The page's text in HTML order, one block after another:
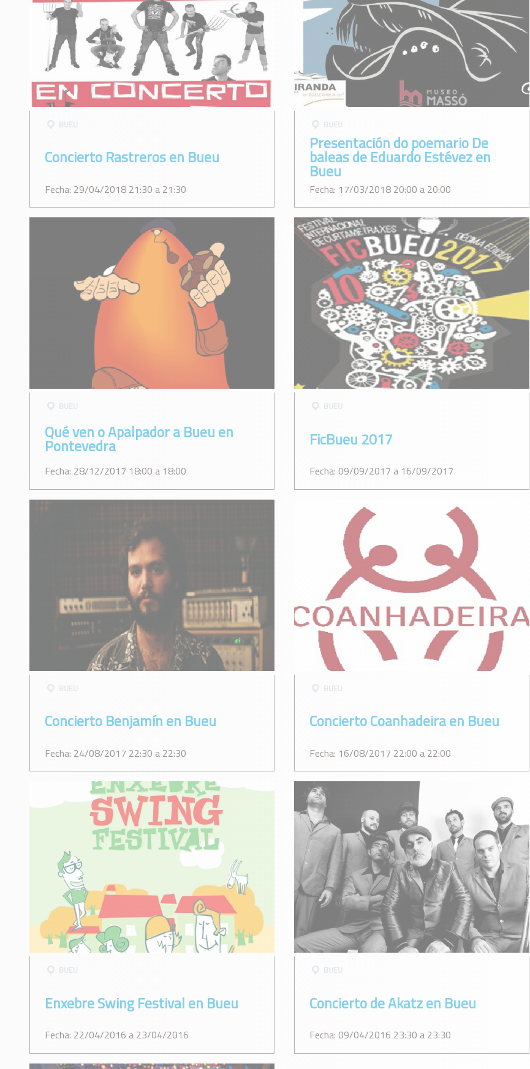
Concierto Rastreros en Bueu
Fecha: 29/04/2018 21:30 a 21:30
BUEU
Presentación do poemario De
baleas de Eduardo Estévez en
Bueu
Fecha: 17/03/2018 20:00 a 20:00
Qué ven o Apalpador a Bueu en
Pontevedra
Fecha: 28/12/2017 18:00 a 18:00
BUEU
FicBueu 2017
Fecha: 09/09/2017 a 16/09/2017
Concierto Benjamín en Bueu
Fecha: 24/08/2017 22:30 a 22:30
BUEU
Concierto Coanhadeira en Bueu
Fecha: 16/08/2017 22:00 a 22:00
Enxebre Swing Festival en Bueu
Fecha: 22/04/2016 a 23/04/2016
BUEU
Concierto de Akatz en Bueu
Fecha: 09/04/2016 23:30 a 23:30